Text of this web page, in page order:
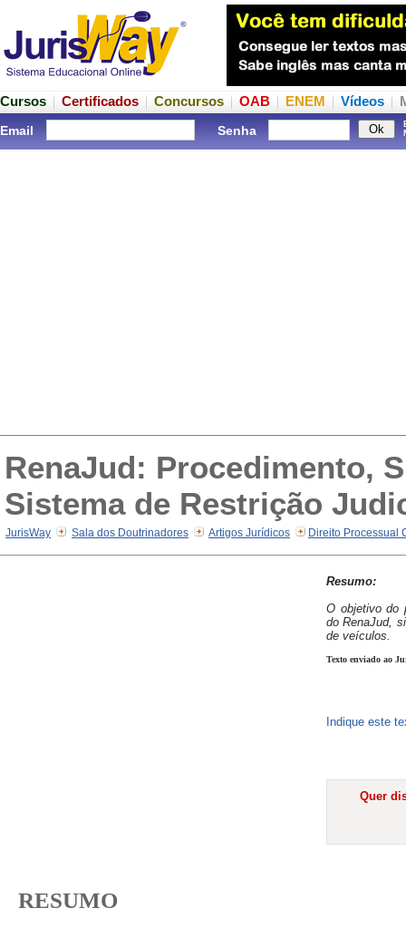
Cursos Certificados Concursos OAB ENEM Vídeos
Email Senha
RenaJud: Procedimento,
Sistema de Restrição
JurisWay Sala dos Doutrinadores Artigos Jurídicos Direito Processual
Resumo:
O objetivo do
do RenaJud,
de veículos.
Texto enviado ao
Indique este
Quer
RESUMO